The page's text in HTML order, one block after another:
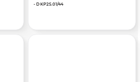
- DKP2S.01/44